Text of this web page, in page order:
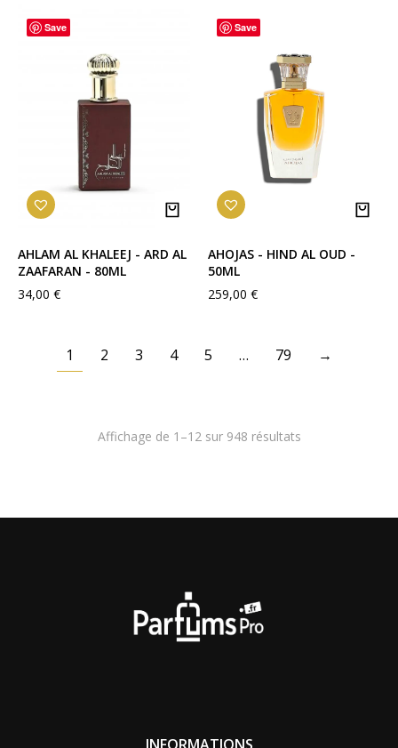
Save
AHLAM AL KHALEEJ - ARD AL
ZAAFARAN - 80ML
34,00 €
Save
AHOJAS - HIND AL OUD -
50ML
259,00 €
1 2 3 4 5 … 79 →
Affichage de 1–12 sur 948 résultats